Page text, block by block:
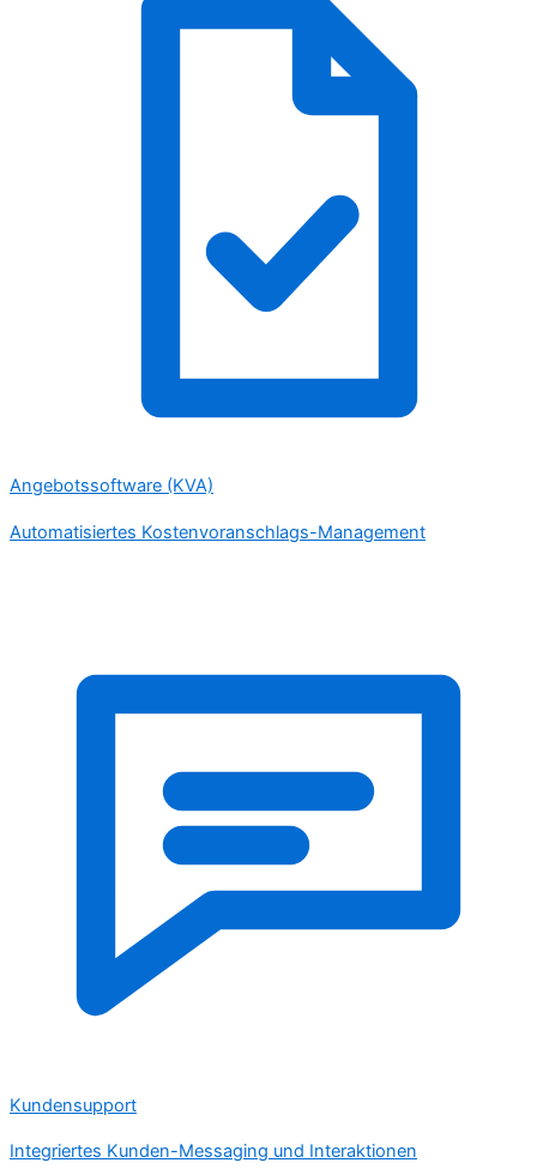
Angebotssoftware (KVA)
Automatisiertes Kostenvoranschlags-Management
Kundensupport
Integriertes Kunden-Messaging und Interaktionen